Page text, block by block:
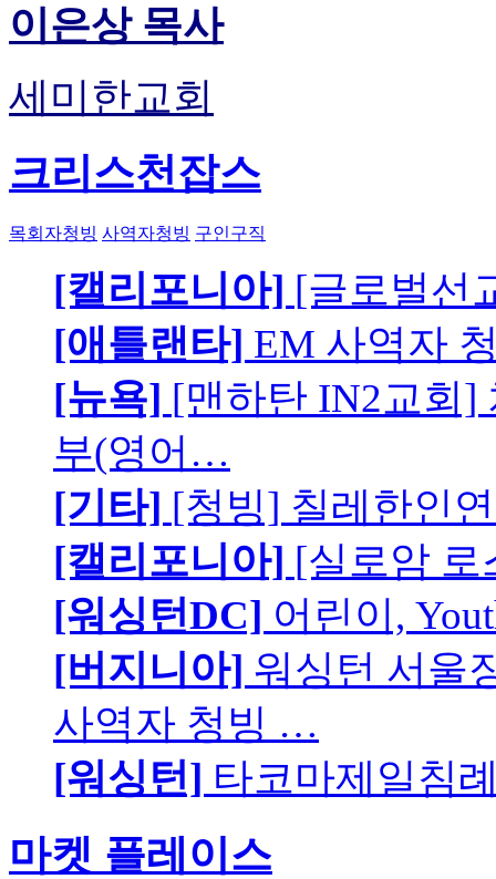
이은상 목사
세미한교회
크리스천잡스
목회자청빙 사역자청빙 구인구직
[캘리포니아] [글로벌선
[애틀랜타] EM 사역자
[뉴욕] [맨하탄 IN2교회]
부(영어…
[기타] [청빙] 칠레한인
[캘리포니아] [실로암 로
[워싱턴DC] 어린이,
[버지니아] 워싱턴 서울
사역자 청빙 …
[워싱턴] 타코마제일침
마켓 플레이스